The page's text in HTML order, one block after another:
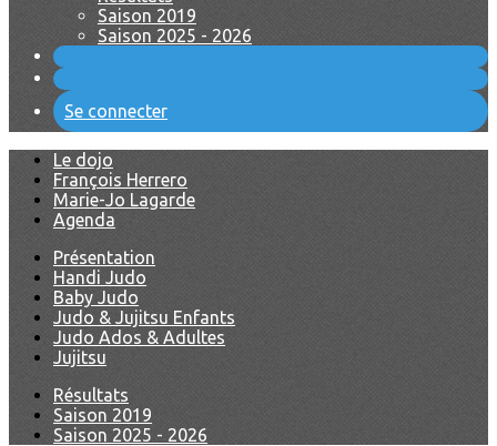
Saison 2019
Saison 2025 - 2026
Se connecter
Le dojo
François Herrero
Marie-Jo Lagarde
Agenda
Présentation
Handi Judo
Baby Judo
Judo & Jujitsu Enfants
Judo Ados & Adultes
Jujitsu
Résultats
Saison 2019
Saison 2025 - 2026